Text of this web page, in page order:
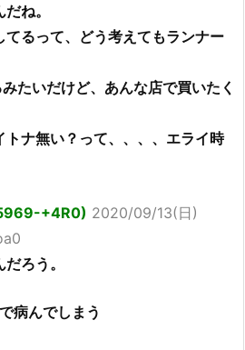
ね。
てるって、どう考えてもランナー
たいだけど、あんな店で買いたく
トナ無い？って、、、、エライ時
+4R0) 2020/09/13(日)
ろう。
病んでしまう